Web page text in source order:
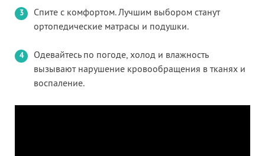
Спите с комфортом. Лучшим выбором станут
ортопедические матрасы и подушки.
Одевайтесь по погоде, холод и влажность
вызывают нарушение кровообращения в тканях и
воспаление.